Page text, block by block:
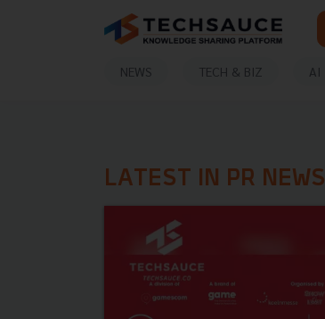
NEWS TECH & BIZ AI
LATEST IN PR NEWS